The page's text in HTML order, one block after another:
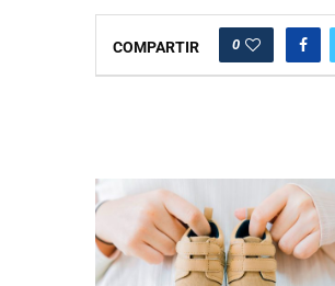
COMPARTIR 0